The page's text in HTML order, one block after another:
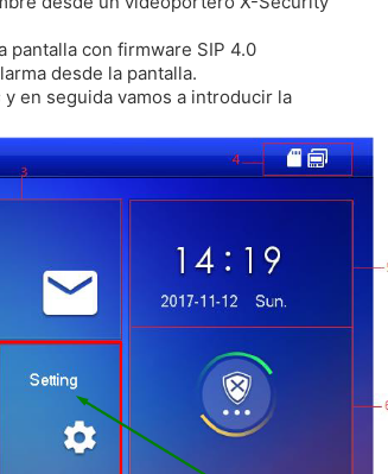
pantalla con firmware SIP 4.0
desde la pantalla.
y en seguida vamos a introducir la